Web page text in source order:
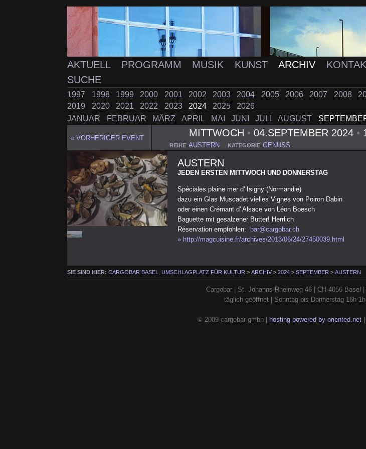
AKTUELL PROGRAMM MUSIK KUNST ARCHIV
SUCHE
1997 1998 1999 2000 2001 2002 2003 2004 2005 2006 2007 2008
2019
2020 2021 2022 2023 2024 2025
2026
JANUAR
FEBRUAR MÄRZ APRIL MAI JUNI JULI AUGUST
« VORHERIGER EVENT MITTWOCH • 04.SEPTEMBER 2024 •
REIHE AUSTERN KATEGORIE GENUSS
AUSTERN
JEDEN ERSTEN MITTWOCH UND DONNERSTAG
Spéciales plaine mer d' Isigny (Normandie)
dazu ein Glas Muscadet vielles Vignes von Poiron Dabin
oder einen Crémant d' Alsace von Léon Boesch
Baguette mit gesalzener Butter! Herrlich
Réservation empfohlen:
bar@cargobar.ch
» http://magcuisine.fr/archives/2013/06/24/27450039.html
SIE SIND HIER:CARGOBAR BASEL, UMSCHLAGPLATZ FÜR KULTUR >ARCHIV >2024 >SEPTEMBER >AUSTERN
Cargobar | St. Johanns-Rheinweg 46 | CH-4056 Basel
täglich geöffnet | Sonntag bis Donnerstag 16h-
© 2009 cargobar gmbh | hosting powered by oriented.net|